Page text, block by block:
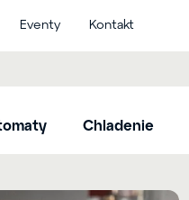
Eventy Kontakt
Chladenie